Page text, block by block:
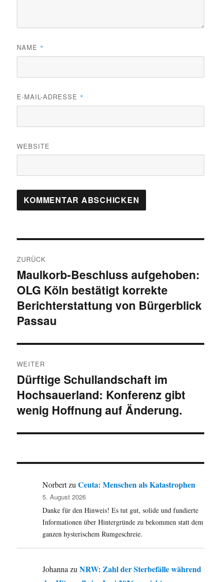
NAME *
E-MAIL-ADRESSE *
WEBSITE
ZURÜCK
Vorheriger
Beitrag:
Maulkorb-Beschluss aufgehoben:
OLG Köln bestätigt korrekte
Berichterstattung von Bürgerblick
Passau
WEITER
Nächster
Beitrag:
Dürftige Schullandschaft im
Hochsauerland: Konferenz gibt
wenig Hoffnung auf Änderung.
NorbertzuCeuta: Menschen als Katastrophen
5. August 2026
Danke für den Hinweis! Es tut gut, solide und fundierte
Informationen über Hintergründe zu bekommen statt dem
ganzen hysterischem Rumgeschreie.
Johanna zuNRW: Zahl der Sterbefälle während